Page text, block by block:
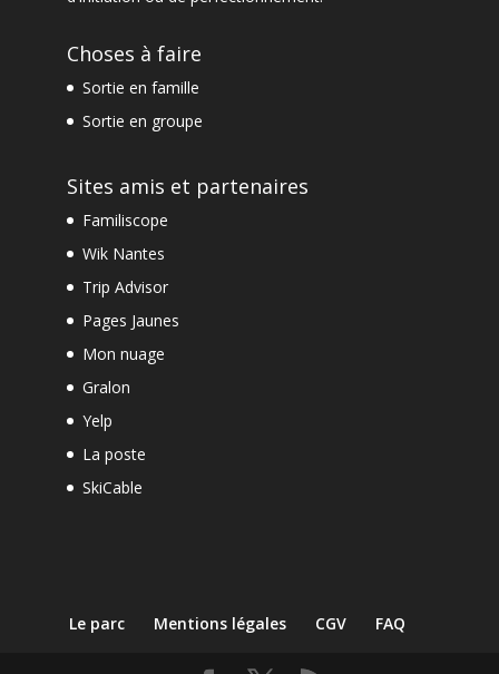
Choses à faire
Sortie en famille
Sortie en groupe
Sites amis et partenaires
Familiscope
Wik Nantes
Trip Advisor
Pages Jaunes
Mon nuage
Gralon
Yelp
La poste
SkiCable
Le parc Mentions légales CGV FAQ